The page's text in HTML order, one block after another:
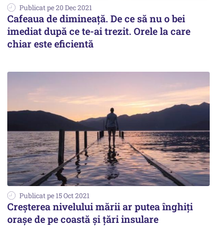
Publicat pe 20 Dec 2021
Cafeaua de dimineață. De ce să nu o bei
imediat după ce te-ai trezit. Orele la care
chiar este eficientă
Publicat pe 15 Oct 2021
Creşterea nivelului mării ar putea înghiți
orașe de pe coastă și țări insulare